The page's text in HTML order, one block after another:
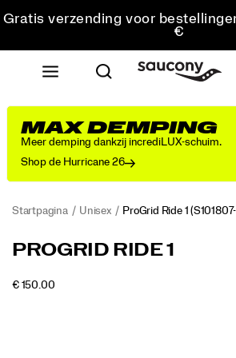
Gratis verzending voor
€
Gratis retourzending voor
Krijg 10% korting op je
MAX DEMPING
Meer demping dankzij incrediLUX-schuim.
Shop de Hurricane 26
Startpagina Unisex ProGrid Ride 1
<p>Originally
2008
https://www.saucony.com/NL/nl_NL/
PROGRID RIDE 1
€ 150.00OUTOFSTOCK